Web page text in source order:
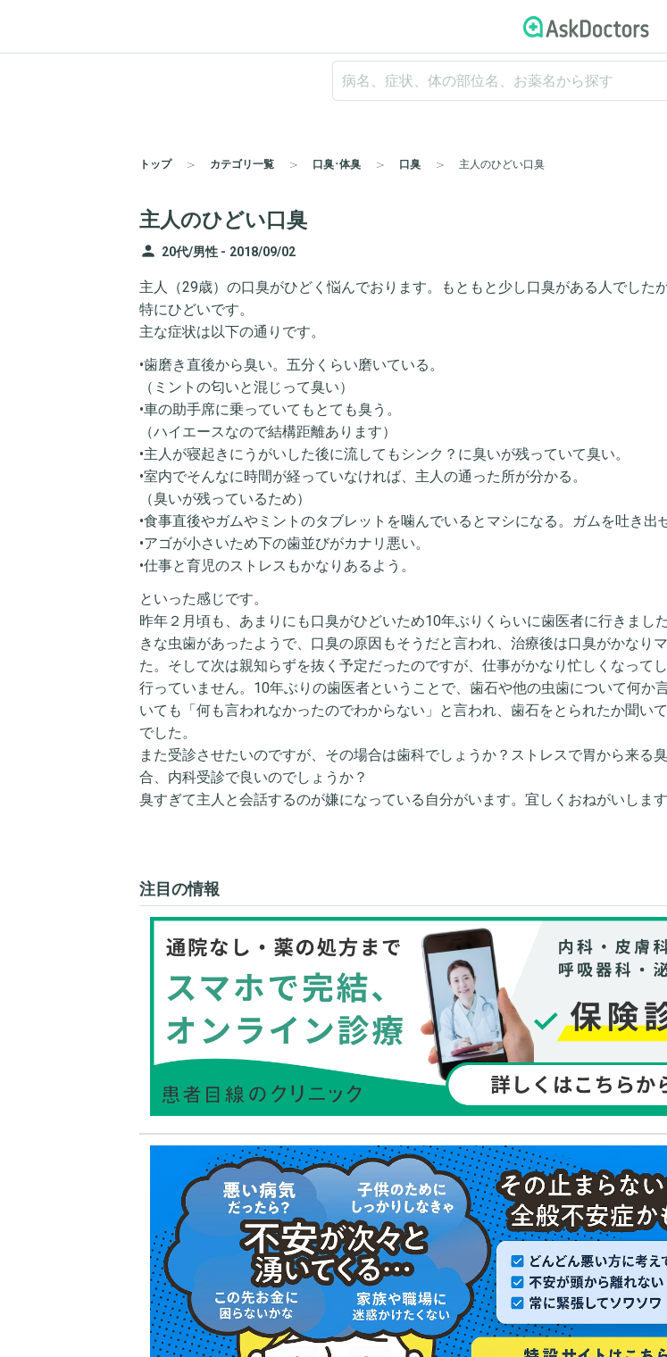
トップ カテゴリ一覧 口臭･体臭 口臭 主人のひどい口臭
主人のひどい口臭
person 20代/男性 - 2018/09/02
主人（29歳）の口臭がひどく悩んでおります。もともと少し口臭がある人でした
特にひどいです。
主な症状は以下の通りです。
•歯磨き直後から臭い。五分くらい磨いている。
（ミントの匂いと混じって臭い）
•車の助手席に乗っていてもとても臭う。
（ハイエースなので結構距離あります）
•主人が寝起きにうがいした後に流してもシンク？に臭いが残っていて臭い。
•室内でそんなに時間が経っていなければ、主人の通った所が分かる。
（臭いが残っているため）
•食事直後やガムやミントのタブレットを噛んでいるとマシになる。ガムを吐き出
•アゴが小さいため下の歯並びがカナリ悪い。
•仕事と育児のストレスもかなりあるよう。
といった感じです。
昨年２月頃も、あまりにも口臭がひどいため10年ぶりくらいに歯医者に行きまし
きな虫歯があったようで、口臭の原因もそうだと言われ、治療後は口臭がかなり
た。そして次は親知らずを抜く予定だったのですが、仕事がかなり忙しくなって
行っていません。10年ぶりの歯医者ということで、歯石や他の虫歯について何か
いても「何も言われなかったのでわからない」と言われ、歯石をとられたか聞い
でした。
また受診させたいのですが、その場合は歯科でしょうか？ストレスで胃から来る
合、内科受診で良いのでしょうか？
臭すぎて主人と会話するのが嫌になっている自分がいます。宜しくおねがいします
注目の情報